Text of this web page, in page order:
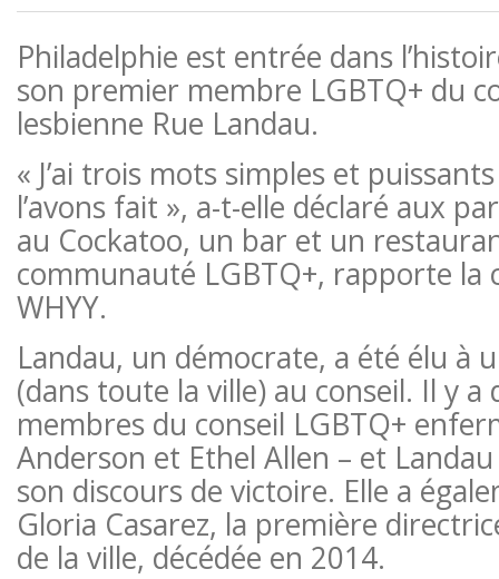
Philadelphie est entrée dans
son premier membre LGBTQ+ du
lesbienne Rue Landau.
« J’ai trois mots simples et
l’avons fait », a-t-elle déclaré aux
au Cockatoo, un bar et un
communauté LGBTQ+, rapporte la
WHYY.
Landau, un démocrate, a été élu à
(dans toute la ville) au conseil. Il y a
membres du conseil LGBTQ+
Anderson et Ethel Allen – et
son discours de victoire. Elle a
Gloria Casarez, la première
de la ville, décédée en 2014.